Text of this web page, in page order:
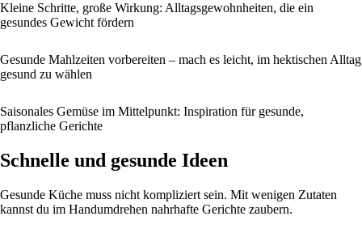
Kleine Schritte, große Wirkung: Alltagsgewohnheiten, die ein
gesundes Gewicht fördern
Gesunde Mahlzeiten vorbereiten – mach es leicht, im hektischen Alltag
gesund zu wählen
Saisonales Gemüse im Mittelpunkt: Inspiration für gesunde,
pflanzliche Gerichte
Schnelle und gesunde Ideen
Gesunde Küche muss nicht kompliziert sein. Mit wenigen Zutaten
kannst du im Handumdrehen nahrhafte Gerichte zaubern.